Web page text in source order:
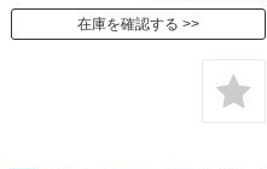
在庫を確認する